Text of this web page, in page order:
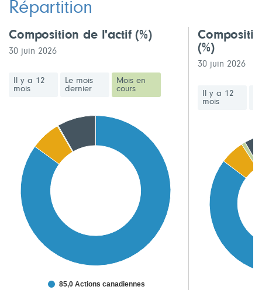
Répartition
Composition de l'actif(%)
30 juin 2026
Il y a 12
mois
Le mois
dernier
Mois en
cours
85,0 Actions canadiennes
(%)
30 juin 2026
Il y a 12
mois